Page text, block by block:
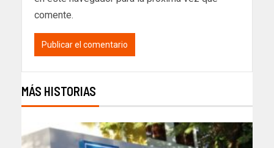
comente.
MÁS HISTORIAS